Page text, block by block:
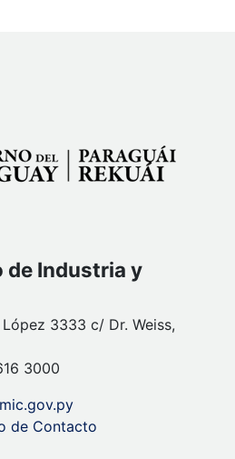
de Industria y
López 3333 c/ Dr. Weiss,
3000
de Contacto